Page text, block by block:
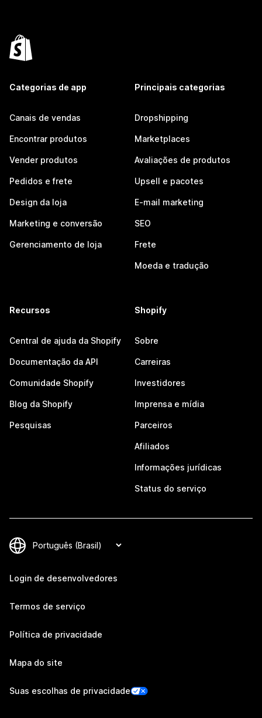
Categorias de app
Canais de vendas
Encontrar produtos
Vender produtos
Pedidos e frete
Design da loja
Marketing e conversão
Gerenciamento de loja
Principais categorias
Dropshipping
Marketplaces
Avaliações de produtos
Upsell e pacotes
E-mail marketing
SEO
Frete
Moeda e tradução
Recursos
Central de ajuda da Shopify
Documentação da API
Comunidade Shopify
Blog da Shopify
Pesquisas
Shopify
Sobre
Carreiras
Investidores
Imprensa e mídia
Parceiros
Afiliados
Informações jurídicas
Status do serviço
Login de desenvolvedores
Termos de serviço
Política de privacidade
Mapa do site
Suas escolhas de privacidade